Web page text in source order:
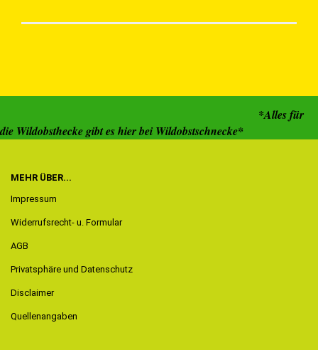
*Alles für
die Wildobsthecke gibt es hier bei Wildobstschnecke*
MEHR ÜBER...
Impressum
Widerrufsrecht- u. Formular
AGB
Privatsphäre und Datenschutz
Disclaimer
Quellenangaben